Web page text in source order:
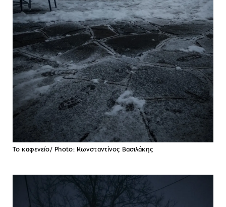
Το καφενείο/ Photo: Κωνσταντίνος Βασιλάκης